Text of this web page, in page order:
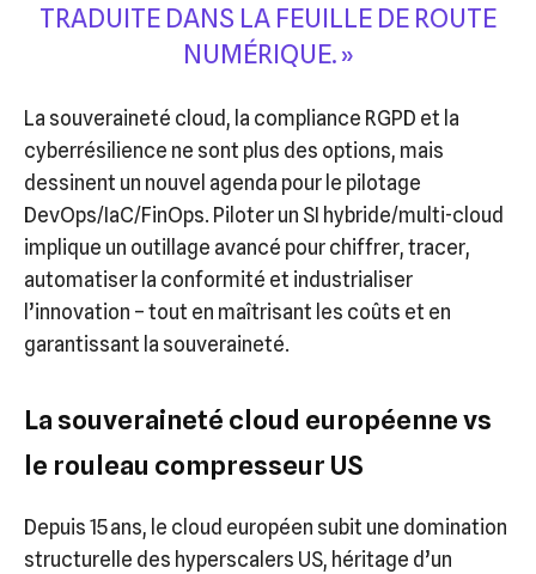
TRADUITE DANS LA FEUILLE DE ROUTE
NUMÉRIQUE. »
La souveraineté cloud, la compliance RGPD et la
cyberrésilience ne sont plus des options, mais
dessinent un nouvel agenda pour le pilotage
DevOps/IaC/FinOps. Piloter un SI hybride/multi-cloud
implique un outillage avancé pour chiffrer, tracer,
automatiser la conformité et industrialiser
l’innovation – tout en maîtrisant les coûts et en
garantissant la souveraineté.
La souveraineté cloud européenne vs
le rouleau compresseur US
Depuis 15 ans, le cloud européen subit une domination
structurelle des hyperscalers US, héritage d’un